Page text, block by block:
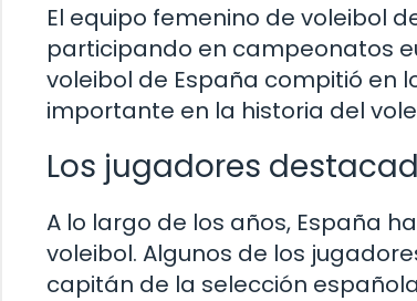
El equipo femenino de voleibol
participando en campeonatos
voleibol de España compitió en
importante en la historia del
Los jugadores
A lo largo de los años, España
voleibol. Algunos de los
capitán de la selección